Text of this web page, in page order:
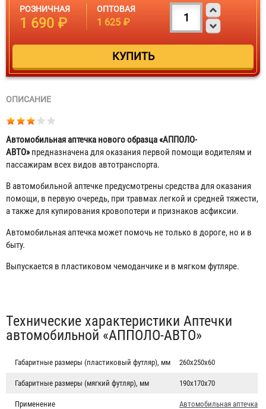
РОЗНИЧНАЯ
1 690 ₽
ОПТОВАЯ
1 625 ₽
ОПИСАНИЕ
Автомобильная аптечка нового образца «АППОЛО-
АВТО»предназначена для оказания первой помощи водителям и
пассажирам всех видов автотранспорта.
В автомобильной аптечке предусмотрены средства для оказания
помощи, в первую очередь, при травмах легкой и средней тяжести,
а также для купирования кровопотери и признаков асфиксии.
Автомобильная аптечка может помочь не только в дороге, но и в
быту.
Выпускается в пластиковом чемоданчике и в мягком футляре.
Табы
Технические характеристики Аптечки
автомобильной «АППОЛО-АВТО»
Габаритные размеры (пластиковый футляр), мм 260х250х60
Габаритные размеры (мягкий футляр), мм 190х170х70
Применение Автомобильная аптечка